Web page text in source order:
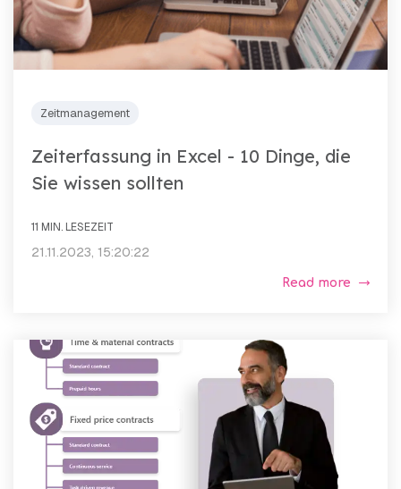
Zeitmanagement
Zeiterfassung in Excel - 10 Dinge, die
Sie wissen sollten
11 MIN. LESEZEIT
21.11.2023, 15:20:22
Read more